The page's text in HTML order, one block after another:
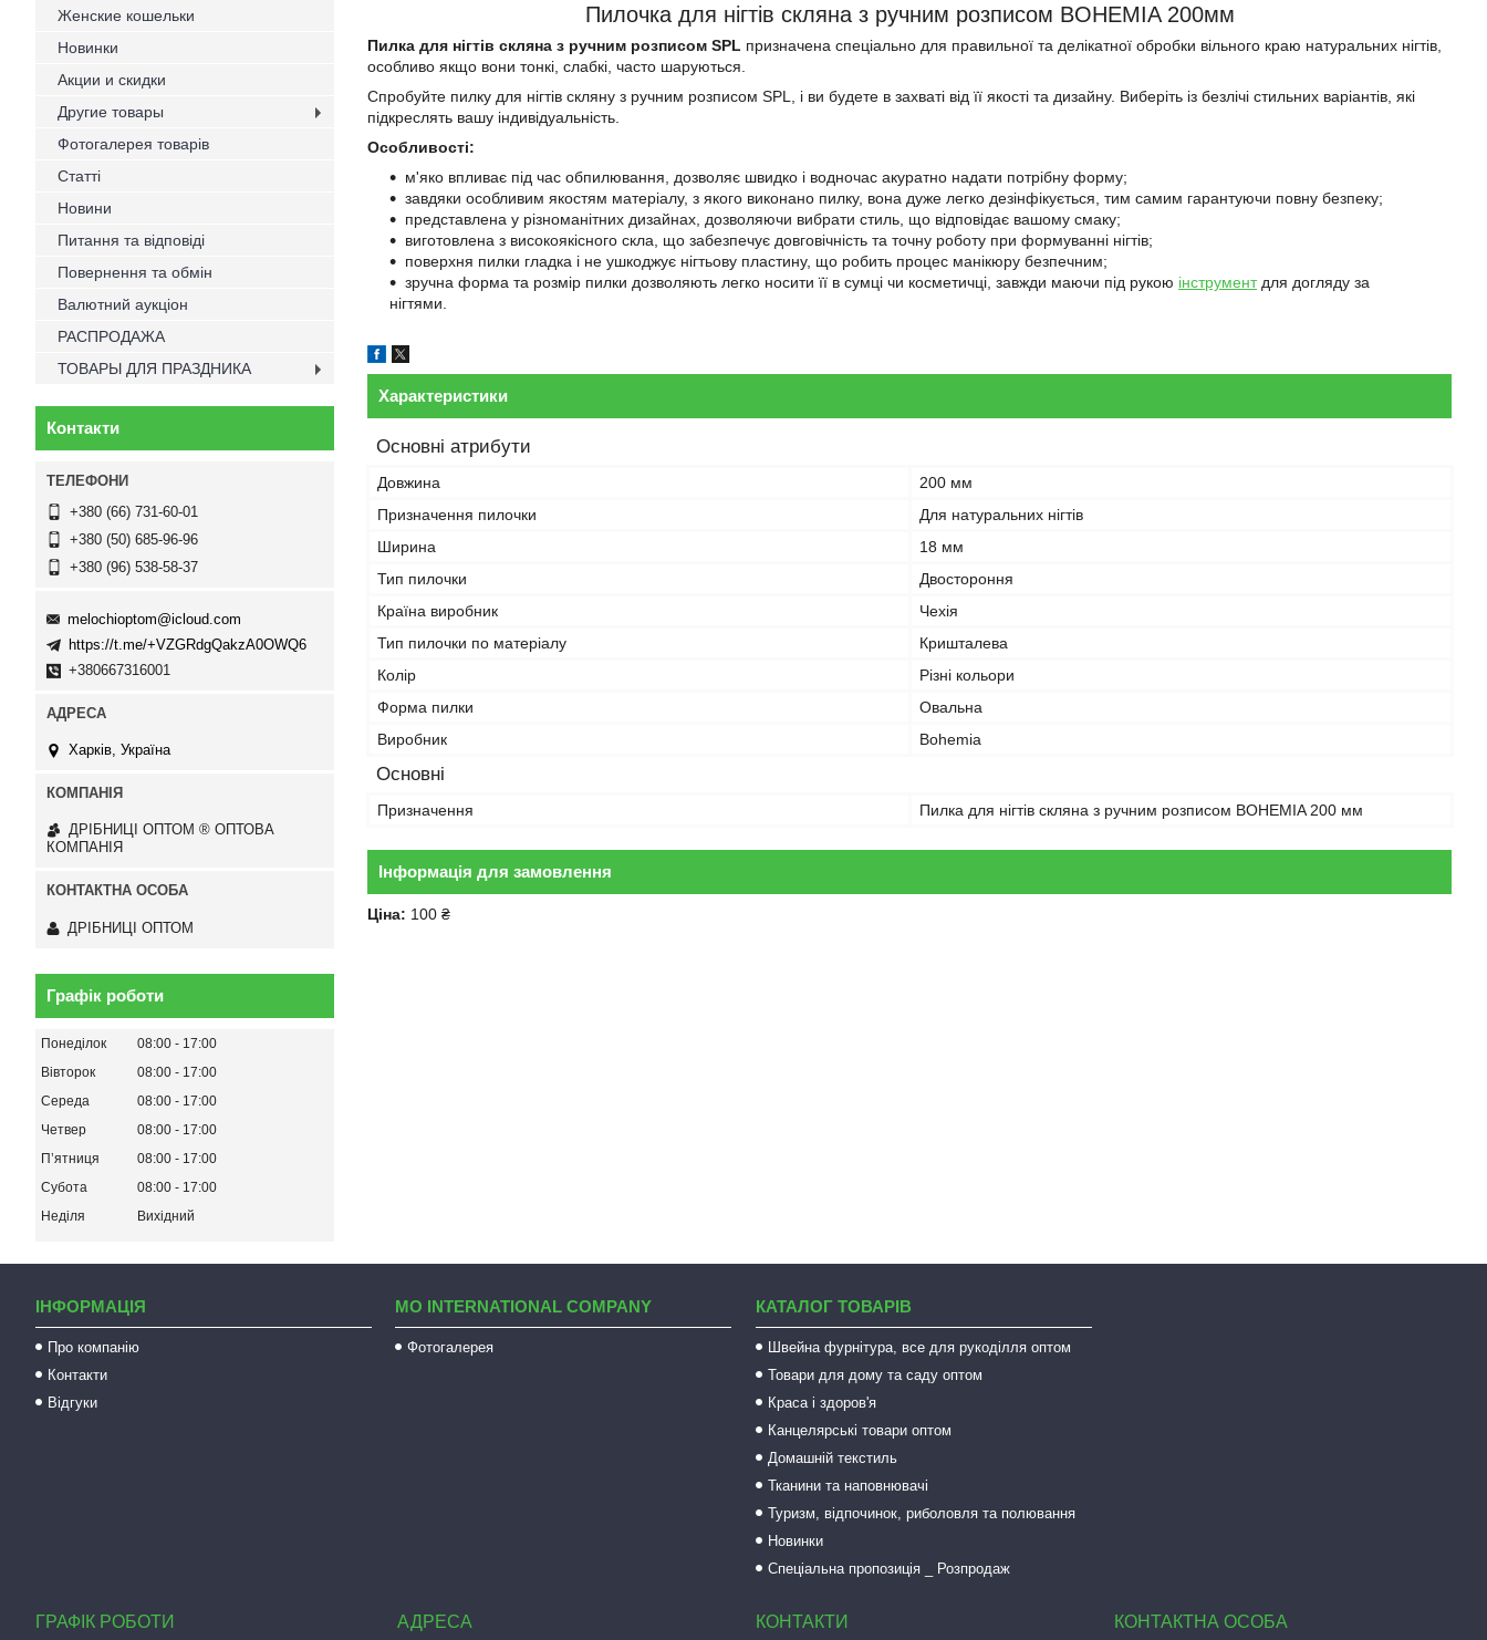
Пилочка для нігтів скляна з ручним розписом BOHEMIA 200мм
Пилка для нігтів скляна з ручним розписом SPL призначена спеціально для правильної та делікатної обробки вільного краю натуральних нігтів,
особливо якщо вони тонкі, слабкі, часто шаруються.
Спробуйте пилку для нігтів скляну з ручним розписом SPL, і ви будете в захваті від її якості та дизайну. Виберіть із безлічі стильних варіантів, які
підкреслять вашу індивідуальність.
Особливості:
м'яко впливає під час обпилювання, дозволяє швидко і водночас акуратно надати потрібну форму;
завдяки особливим якостям матеріалу, з якого виконано пилку, вона дуже легко дезінфікується, тим самим гарантуючи повну безпеку;
представлена у різноманітних дизайнах, дозволяючи вибрати стиль, що відповідає вашому смаку;
виготовлена з високоякісного скла, що забезпечує довговічність та точну роботу при формуванні нігтів;
поверхня пилки гладка і не ушкоджує нігтьову пластину, що робить процес манікюру безпечним;
зручна форма та розмір пилки дозволяють легко носити її в сумці чи косметичці, завжди маючи під рукою інструментдля догляду за
нігтями.
Характеристики
Основні атрибути
Довжина
200 мм
Призначення пилочки
Для натуральних нігтів
Ширина
18 мм
Тип пилочки
Двостороння
Країна виробник
Чехія
Тип пилочки по матеріалу
Кришталева
Колір
Різні кольори
Форма пилки
Овальна
Виробник
Bohemia
Основні
Призначення Пилка для нігтів скляна з ручним розписом BOHEMIA 200 мм
Інформація для замовлення
Ціна: 100 ₴
Женские кошельки
Новинки
Акции и скидки
Другие товары
Фотогалерея товарів
Статті
Новини
Питання та відповіді
Повернення та обмін
Валютний аукціон
РАСПРОДАЖА
ТОВАРЫ ДЛЯ ПРАЗДНИКА
Контакти
+380 (66) 731-60-01
+380 (50) 685-96-96
+380 (96) 538-58-37
melochioptom@icloud.com
https://t.me/+VZGRdgQakzA0OWQ6
+380667316001
Харків, Україна
ДРІБНИЦІ ОПТОМ ® ОПТОВА
КОМПАНІЯ
ДРІБНИЦІ ОПТОМ
Графік роботи
Понеділок 08:00
17:00
Вівторок
08:00
17:00
Середа
08:00
17:00
Четвер
08:00
17:00
Пʼятниця
08:00
17:00
Субота
08:00
17:00
Неділя
Вихідний
ІНФОРМАЦІЯ
Про компанію
Контакти
Відгуки
MO INTERNATIONAL COMPANY
Фотогалерея
КАТАЛОГ ТОВАРІВ
Швейна фурнітура, все для рукоділля оптом
Товари для дому та саду оптом
Краса і здоров'я
Канцелярські товари оптом
Домашній текстиль
Тканини та наповнювачі
Туризм, відпочинок, риболовля та полювання
Новинки
Спеціальна пропозиція _ Розпродаж
ГРАФІК РОБОТИ